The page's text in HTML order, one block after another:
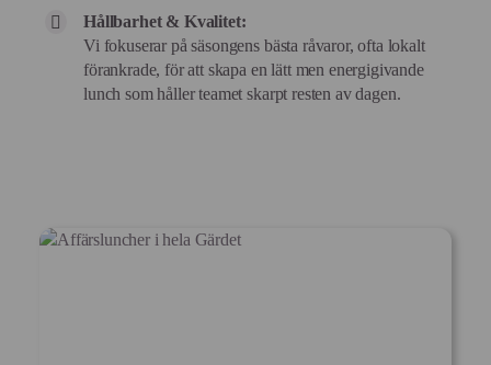
Hållbarhet & Kvalitet:
Vi fokuserar på säsongens bästa råvaror, ofta lokalt
förankrade, för att skapa en lätt men energigivande
lunch som håller teamet skarpt resten av dagen.